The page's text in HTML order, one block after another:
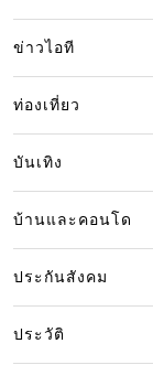
ข่าวไอที
ท่องเที่ยว
บันเทิง
บ้านและคอนโด
ประกันสังคม
ประวัติ